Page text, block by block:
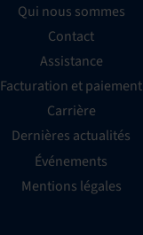
Qui nous sommes
Contact
Assistance
Facturation et paiement
Carrière
Dernières actualités
Événements
Mentions légales